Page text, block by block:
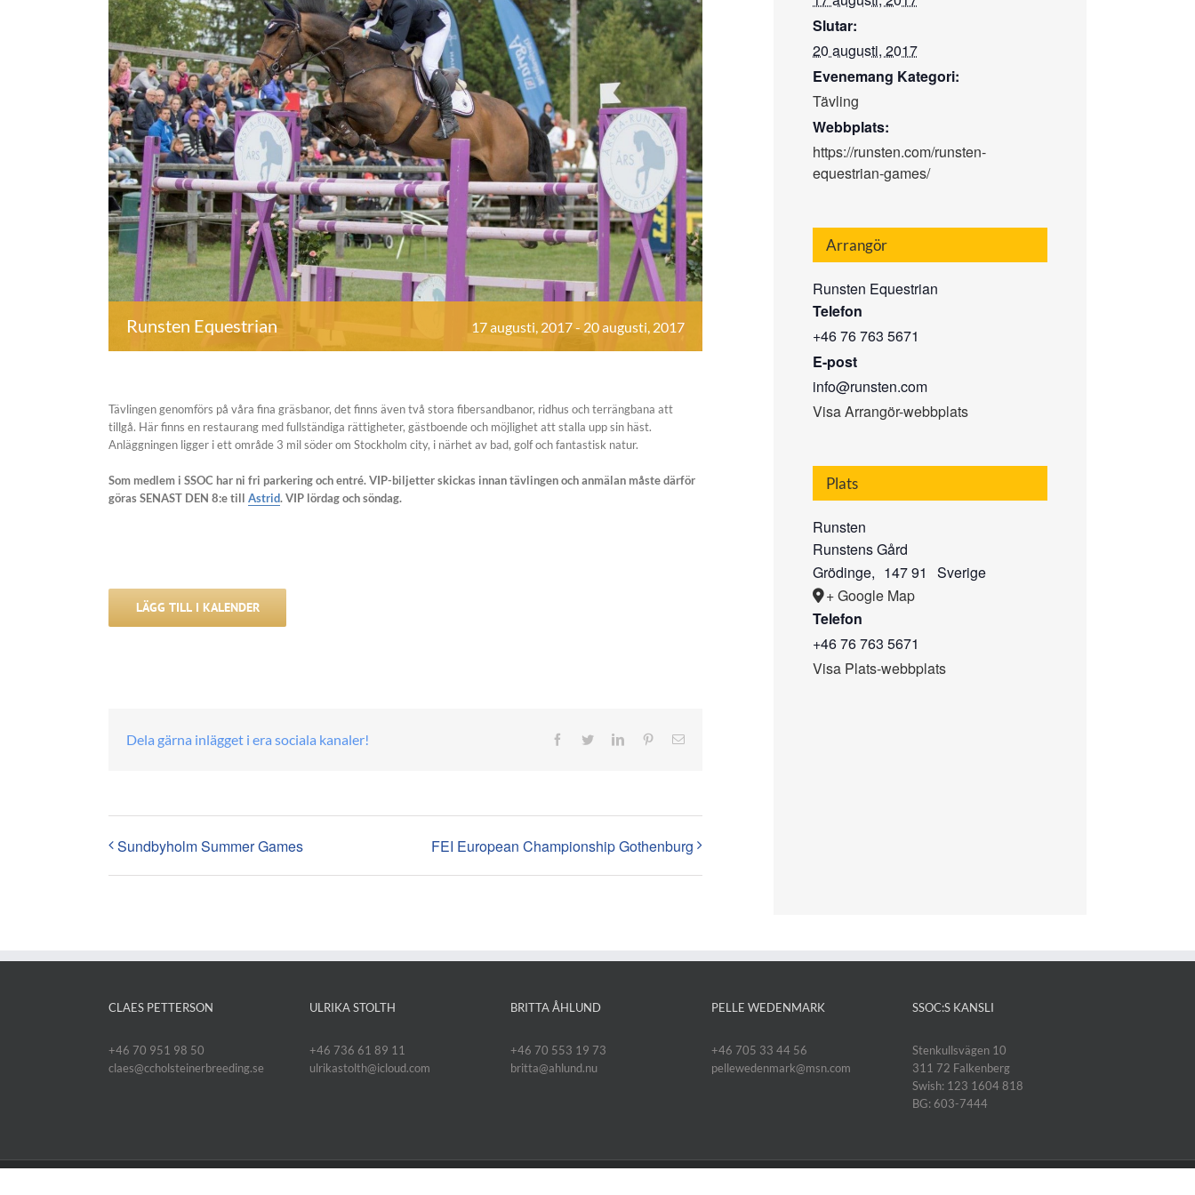
Runsten Equestrian 17 augusti, 2017- 20 augusti, 2017
Tävlingen genomförs på våra fina gräsbanor, det finns även två stora fibersandbanor, ridhus och terrängbana att
tillgå. Här finns en restaurang med fullständiga rättigheter, gästboende och möjlighet att stalla upp sin häst.
Anläggningen ligger i ett område 3 mil söder om Stockholm city, i närhet av bad, golf och fantastisk natur.
Som medlem i SSOC har ni fri parkering och entré. VIP-biljetter skickas innan tävlingen och anmälan måste därför
göras SENAST DEN 8:e till Astrid. VIP lördag och söndag.
LÄGG TILL I KALENDER
Dela gärna inlägget i era sociala kanaler! FacebookTwitterLinkedInPinterest
Sundbyholm Summer Games FEI European Championship Gothenburg
Slutar:
20 augusti, 2017
Evenemang Kategori:
Tävling
Webbplats:
https://runsten.com/runsten-
equestrian-games/
Arrangör
Runsten Equestrian
Telefon
+46 76 763 5671
E-post
info@runsten.com
Visa Arrangör-webbplats
Plats
Runsten
Runstens Gård
Grödinge, 147 91
Sverige
+ Google Map
Telefon
+46 76 763 5671
Visa Plats-webbplats
CLAES PETTERSON
+46 70 951 98 50
claes@ccholsteinerbreeding.se
ULRIKA STOLTH
+46 736 61 89 11
ulrikastolth@icloud.com
BRITTA ÅHLUND
+46 70 553 19 73
britta@ahlund.nu
PELLE WEDENMARK
+46 705 33 44 56
pellewedenmark@msn.com
SSOC:S KANSLI
Stenkullsvägen 10
311 72 Falkenberg
Swish: 123 1604 818
BG: 603-7444